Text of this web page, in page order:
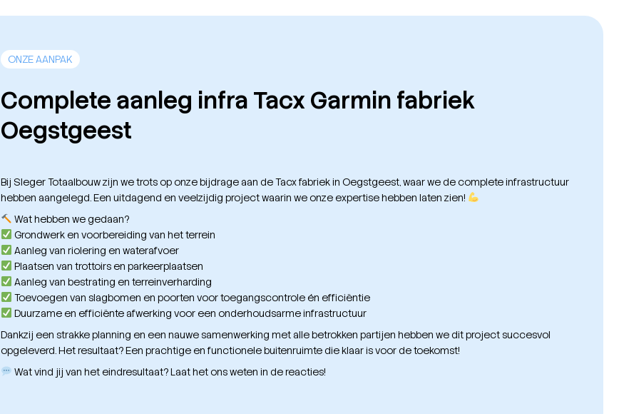
ONZE AANPAK
Complete aanleg infra Tacx Garmin fabriek
Oegstgeest
Bij Sleger Totaalbouw zijn we trots op onze bijdrage aan de Tacx fabriek in Oegstgeest, waar we de complete infrastructuur
hebben aangelegd. Een uitdagend en veelzijdig project waarin we onze expertise hebben laten zien!
Wat hebben we gedaan?
Grondwerk en voorbereiding van het terrein
Aanleg van riolering en waterafvoer
Plaatsen van trottoirs en parkeerplaatsen
Aanleg van bestrating en terreinverharding
Toevoegen van slagbomen en poorten voor toegangscontrole én efficiëntie
Duurzame en efficiënte afwerking voor een onderhoudsarme infrastructuur
Dankzij een strakke planning en een nauwe samenwerking met alle betrokken partijen hebben we dit project succesvol
opgeleverd. Het resultaat? Een prachtige en functionele buitenruimte die klaar is voor de toekomst!
Wat vind jij van het eindresultaat? Laat het ons weten in de reacties!